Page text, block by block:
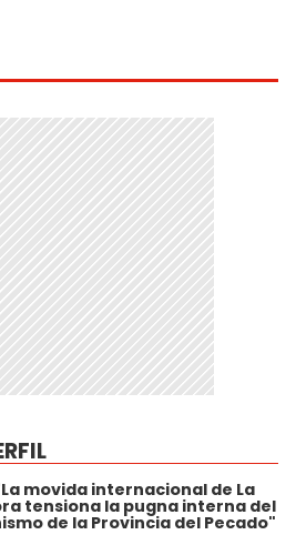
movida internacional de La
tensiona la pugna interna del
de la Provincia del Pecado"